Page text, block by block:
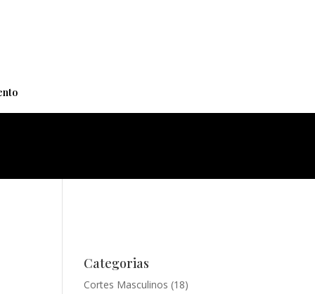
Categorias
Cortes Masculinos (18)